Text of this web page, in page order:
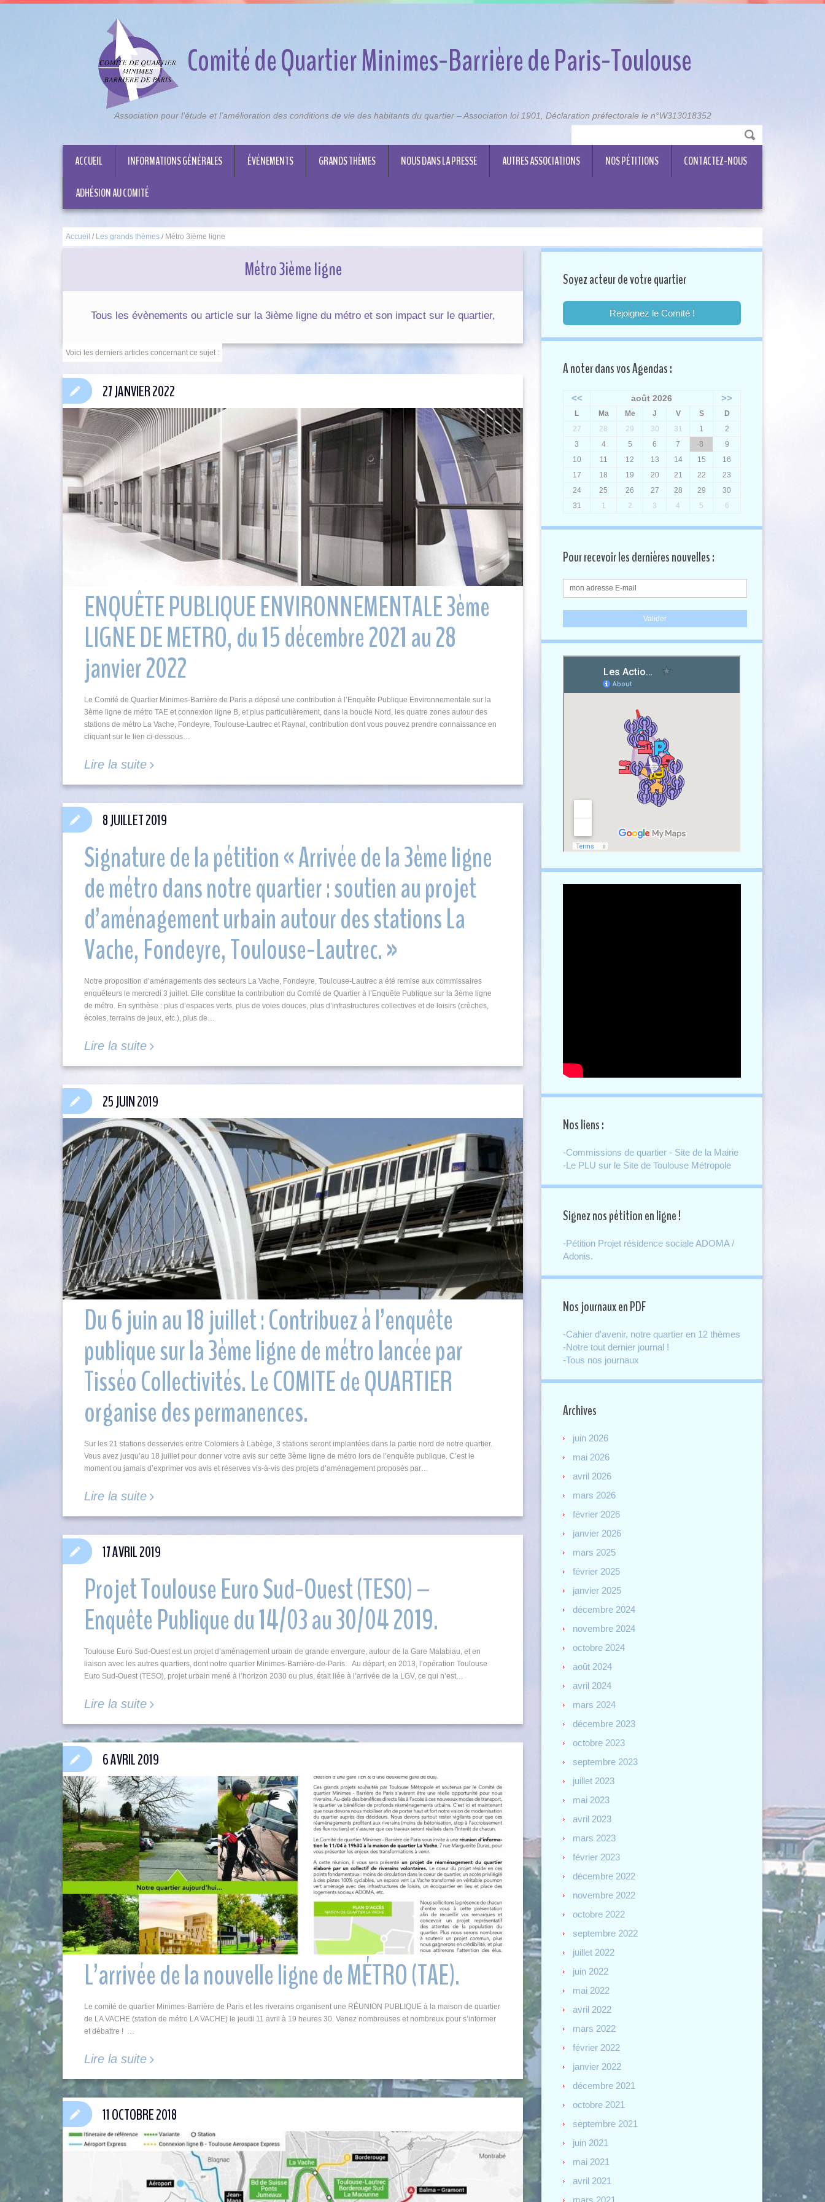
Comité de Quartier Minimes-Barrière de Paris-Toulouse
Association pour l’étude et l’amélioration des conditions de vie des habitants du quartier – Association loi 1901, Déclaration préfectorale le n°W313018352
ACCUEIL INFORMATIONS GÉNÉRALES ÉVÉNEMENTS GRANDS THÈMES NOUS DANS LA PRESSE AUTRES ASSOCIATIONS NOS PÉTITIONS CONTACTEZ-NOUS
ADHÉSION AU COMITÉ
Accueil / Les grands thèmes / Métro 3ième ligne
Métro 3ième ligne
Tous les évènements ou article sur la 3ième ligne du métro et son impact sur le quartier,
ENQUÊTE PUBLIQUE ENVIRONNEMENTALE 3ème
LIGNE DE METRO, du 15 décembre 2021 au 28
janvier 2022
Le Comité de Quartier Minimes-Barrière de Paris a déposé une contribution à l’Enquête Publique Environnementale sur la
3ème ligne de métro TAE et connexion ligne B, et plus particulièrement, dans la boucle Nord, les quatre zones autour des
stations de métro La Vache, Fondeyre, Toulouse-Lautrec et Raynal, contribution dont vous pouvez prendre connaissance en
cliquant sur le lien ci-dessous…
Lire la suite
27 JANVIER 2022
Signature de la pétition « Arrivée de la 3ème ligne
de métro dans notre quartier : soutien au projet
d’aménagement urbain autour des stations La
Vache, Fondeyre, Toulouse-Lautrec. »
Notre proposition d’aménagements des secteurs La Vache, Fondeyre, Toulouse-Lautrec a été remise aux commissaires
enquêteurs le mercredi 3 juillet. Elle constitue la contribution du Comité de Quartier à l’Enquête Publique sur la 3ème ligne
de métro. En synthèse : plus d’espaces verts, plus de voies douces, plus d’infrastructures collectives et de loisirs (crèches,
écoles, terrains de jeux, etc.), plus de…
Lire la suite
8 JUILLET 2019
Du 6 juin au 18 juillet : Contribuez à l’enquête
publique sur la 3ème ligne de métro lancée par
Tisséo Collectivités. Le COMITE de QUARTIER
organise des permanences.
Sur les 21 stations desservies entre Colomiers à Labège, 3 stations seront implantées dans la partie nord de notre quartier.
Vous avez jusqu’au 18 juillet pour donner votre avis sur cette 3ème ligne de métro lors de l’enquête publique. C’est le
moment ou jamais d’exprimer vos avis et réserves vis-à-vis des projets d’aménagement proposés par…
Lire la suite
25 JUIN 2019
Projet Toulouse Euro Sud-Ouest (TESO) –
Enquête Publique du 14/03 au 30/04 2019.
Toulouse Euro Sud-Ouest est un projet d’aménagement urbain de grande envergure, autour de la Gare Matabiau, et en
liaison avec les autres quartiers, dont notre quartier Minimes-Barrière-de-Paris. Au départ, en 2013, l’opération Toulouse
Euro Sud-Ouest (TESO), projet urbain mené à l’horizon 2030 ou plus, était liée à l’arrivée de la LGV, ce qui n’est…
Lire la suite
17 AVRIL 2019
L’arrivée de la nouvelle ligne de MÉTRO (TAE).
Le comité de quartier Minimes-Barrière de Paris et les riverains organisent une RÉUNION PUBLIQUE à la maison de quartier
de LA VACHE (station de métro LA VACHE) le jeudi 11 avril à 19 heures 30. Venez nombreuses et nombreux pour s’informer
et débattre ! …
Lire la suite
6 AVRIL 2019
11 OCTOBRE 2018
Soyez acteur de votre quartier
Rejoignez le Comité !
A noter dans vos Agendas :
<< août 2026 >>
L Ma Me J V S
D
27
28 29 30 31 1
2
3
4 5 6 7 8
9
10
11 12 13 14 15
16
17
18 19 20 21 22
23
24
25 26 27 28 29
30
31
1 2 3 4 5 6
Pour recevoir les dernières nouvelles :
Nos liens :
-Commissions de quartier - Site de la Mairie
-Le PLU sur le Site de Toulouse Métropole
Signez nos pétition en ligne !
-Pétition Projet résidence sociale ADOMA /
Adonis.
Nos journaux en PDF
-Cahier d'avenir, notre quartier en 12 thèmes
-Notre tout dernier journal !
-Tous nos journaux
Archives
juin 2026
mai 2026
avril 2026
mars 2026
février 2026
janvier 2026
mars 2025
février 2025
janvier 2025
décembre 2024
novembre 2024
octobre 2024
août 2024
avril 2024
mars 2024
décembre 2023
octobre 2023
septembre 2023
juillet 2023
mai 2023
avril 2023
mars 2023
février 2023
décembre 2022
novembre 2022
octobre 2022
septembre 2022
juillet 2022
juin 2022
mai 2022
avril 2022
mars 2022
février 2022
janvier 2022
décembre 2021
octobre 2021
septembre 2021
juin 2021
mai 2021
avril 2021
mars 2021